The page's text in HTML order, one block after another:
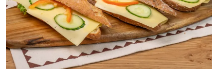
Gryteretter
Overtidsmat
Koldtbord